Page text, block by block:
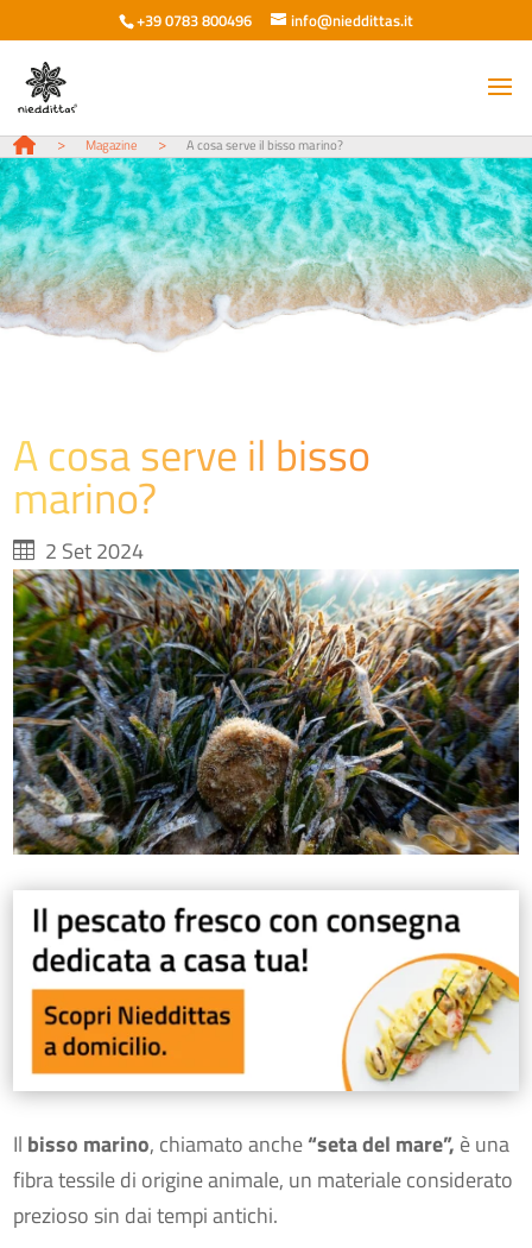
+39 0783 800496 info@nieddittas.it
> Magazine > A cosa serve il bisso marino?
A cosa serve il bisso
marino?
2 Set 2024
Il bisso marino, chiamato anche“seta del mare”, è una
fibra tessile di origine animale, un materiale considerato
prezioso sin dai tempi antichi.